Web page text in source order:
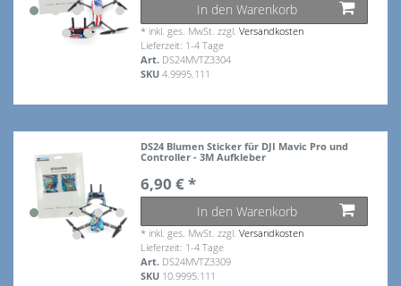
In den Warenkorb
* inkl. ges. MwSt. zzgl.Versandkosten
Lieferzeit: 1-4 Tage
Art. DS24MVTZ3304
SKU4.9995.111
DS24 Blumen Sticker für DJI Mavic Pro und
Controller - 3M Aufkleber
6,90 € *
In den Warenkorb
* inkl. ges. MwSt. zzgl.Versandkosten
Lieferzeit: 1-4 Tage
Art. DS24MVTZ3309
SKU 10.9995.111